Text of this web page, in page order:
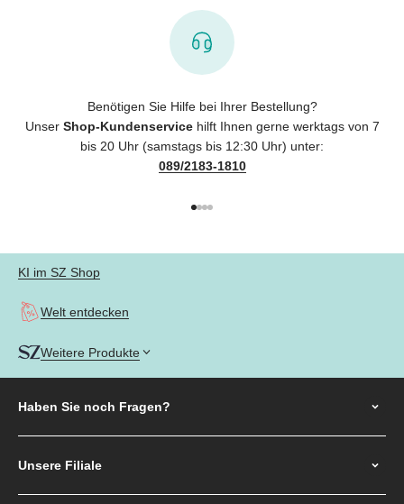
Benötigen Sie Hilfe bei Ihrer Bestellung?
Unser Shop-Kundenservicehilft Ihnen gerne werktags von 7
bis 20 Uhr (samstags bis 12:30 Uhr) unter:
089/2183-1810
KI im SZ Shop
Welt entdecken
Weitere Produkte
Haben Sie noch Fragen?
Unsere Filiale